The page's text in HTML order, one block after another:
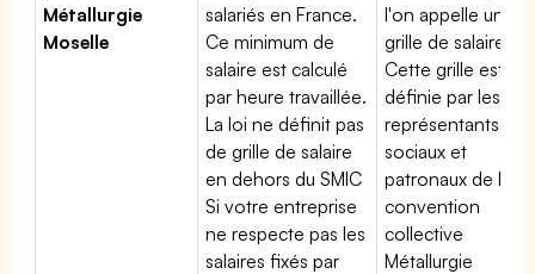
Métallurgie
Moselle
salariés en France.
Ce minimum de
salaire est calculé
par heure travaillée.
La loi ne définit pas
de grille de salaire
en dehors du SMIC
Si votre entreprise
ne respecte pas les
salaires fixés par
l'on appelle une
grille de salaires.
Cette grille est
définie par les
représentants
sociaux et
patronaux de la
convention
collective
Métallurgie